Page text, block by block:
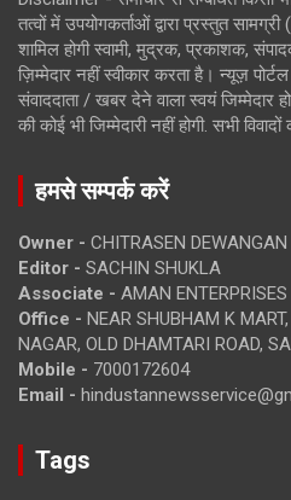
तत्वों में उपयोगकर्ताओं द्वारा प्रस्तुत
शामिल होगी स्वामी, मुद्रक, प्रकाशक,
ज़िम्मेदार नहीं स्वीकार करता है। न्यूज़
संवाददाता / खबर देने वाला स्वयं जिम्मेदार
की कोई भी जिम्मेदारी नहीं होगी. सभी विवादों
हमसे सम्पर्क करें
Owner - CHITRASEN DEWANGAN
Editor - SACHIN SHUKLA
Associate - AMAN ENTERPRISES
Office - NEAR SHUBHAM K
NAGAR, OLD DHAMTARI ROAD,
Mobile - 7000172604
Email -
Tags